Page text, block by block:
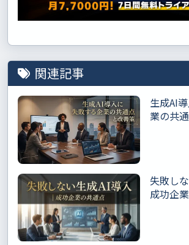
関連記事
生成AI
業の共
失敗し
成功企